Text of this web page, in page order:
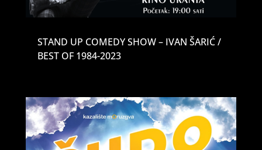
STAND UP COMEDY SHOW – IVAN ŠARIĆ /
BEST OF 1984-2023